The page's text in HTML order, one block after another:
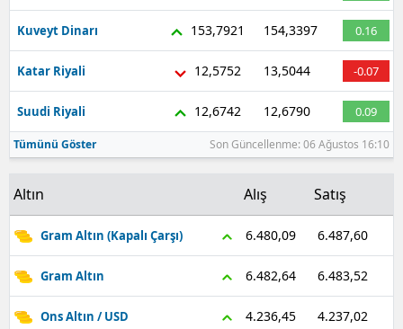
Kuveyt Dinarı 153,7921 154,3397 0.16
Katar Riyali 12,5752 13,5044 -0.07
Suudi Riyali 12,6742 12,6790 0.09
Tümünü Göster Son Güncellenme: 06 Ağustos 16:10
Altın Alış Satış
Gram Altın (Kapalı Çarşı) 6.480,09 6.487,60
Gram Altın 6.482,64 6.483,52
Ons Altın / USD 4.236,45 4.237,02